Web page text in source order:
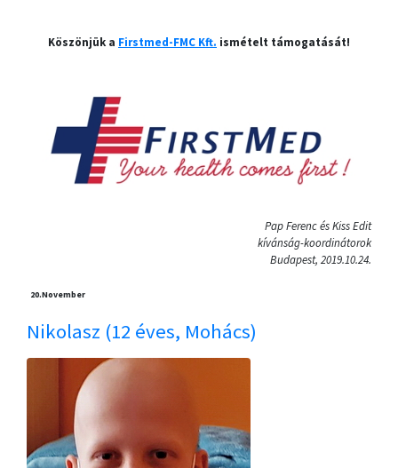
Köszönjük a Firstmed-FMC Kft. ismételt támogatását!
Pap Ferenc és Kiss Edit
kívánság-koordinátorok
Budapest, 2019.10.24.
20.November
Nikolasz (12 éves, Mohács)